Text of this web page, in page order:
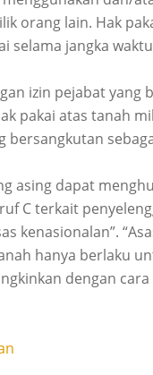
orang lain. Hak
selama jangka
izin pejabat yang
pakai atas tanah
asing dapat
C terkait
kenasionalan”.
hanya berlaku
dengan cara